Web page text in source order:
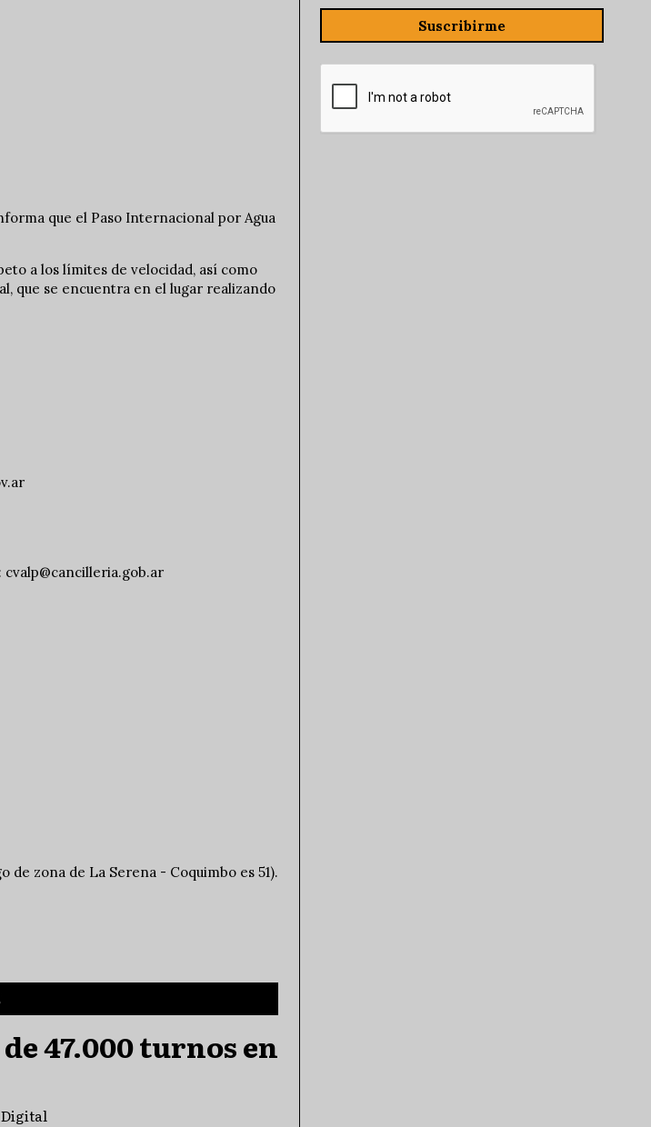
que el Paso Internacional por Agua
a los límites de velocidad, así como
que se encuentra en el lugar realizando
cvalp@cancilleria.gob.ar
zona de La Serena - Coquimbo es 51).
47.000 turnos en
Suscribirme